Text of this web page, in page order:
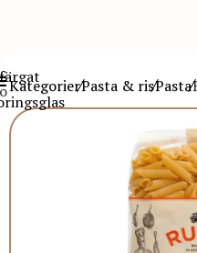
KategorierPasta & risPasta